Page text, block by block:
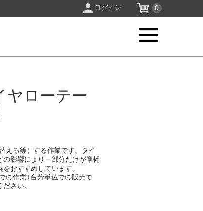
ログイン 0
ヤローテー
える等）する作業です。タイ
影響により一部分だけが摩耗
おすすめしています。
の作業1台分単位での販売で
さい。